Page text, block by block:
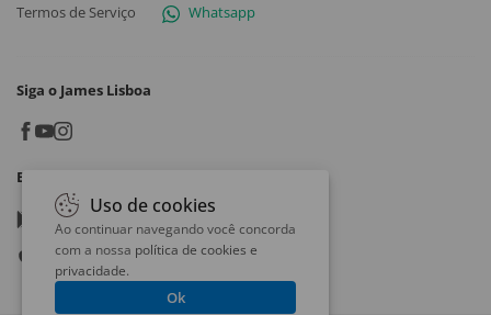
Termos de Serviço
Whatsapp
Siga o James Lisboa
Baixe o App
Google play
App store
Uso de cookies
Ao continuar navegando você concorda
com a nossa política de cookies e
privacidade.
Ok